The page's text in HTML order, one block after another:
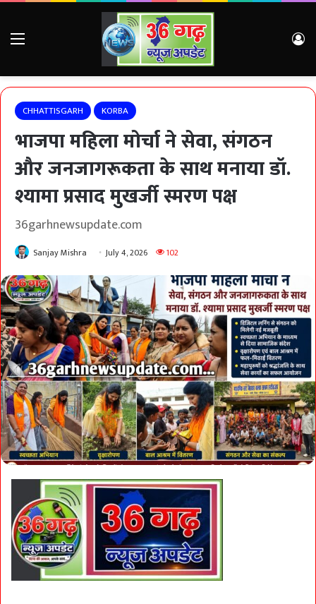
Menu
CHHATTISGARH KORBA
भाजपा महिला मोर्चा ने सेवा, संगठन
और जनजागरूकता के साथ मनाया डॉ.
श्यामा प्रसाद मुखर्जी स्मरण पक्ष
36garhnewsupdate.com
Sanjay Mishra July 4, 2026 102